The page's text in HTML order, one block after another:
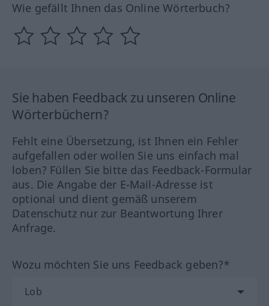
Wie gefällt Ihnen das Online Wörterbuch?
Sie haben Feedback zu unseren Online
Wörterbüchern?
Fehlt eine Übersetzung, ist Ihnen ein Fehler
aufgefallen oder wollen Sie uns einfach mal
loben? Füllen Sie bitte das Feedback-Formular
aus. Die Angabe der E-Mail-Adresse ist
optional und dient gemäß unserem
Datenschutz nur zur Beantwortung Ihrer
Anfrage.
Wozu möchten Sie uns Feedback geben?*